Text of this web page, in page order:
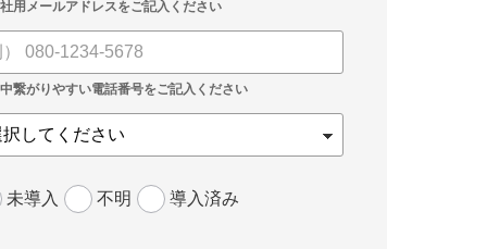
未導入 不明 導入済み